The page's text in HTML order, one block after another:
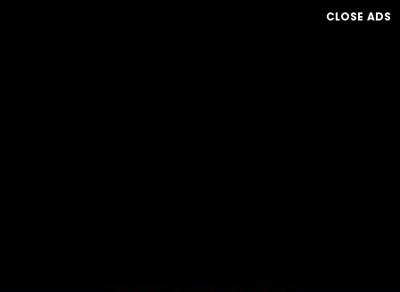
CLOSE ADS